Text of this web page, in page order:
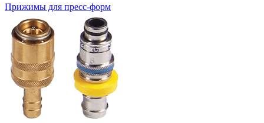
Прижимы для пресс-форм